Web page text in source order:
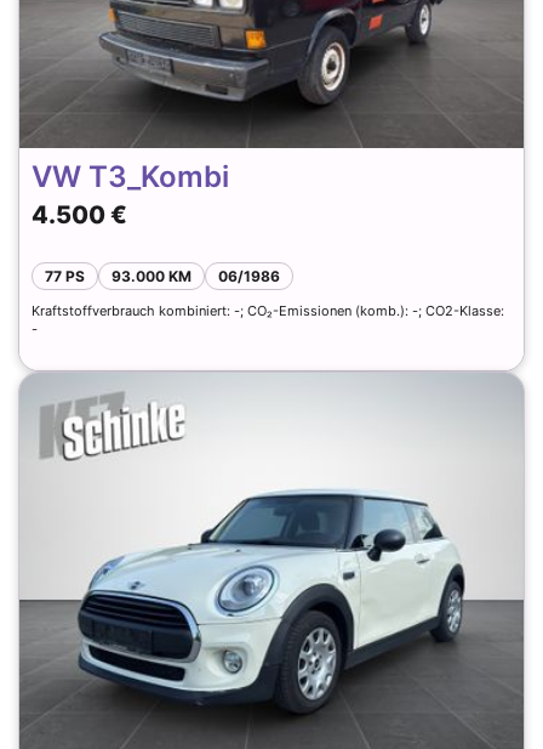
VW T3_Kombi
4.500 €
77 PS 93.000 KM 06/1986
Kraftstoffverbrauch kombiniert: -; CO₂-Emissionen (komb.): -; CO2-Klasse:
-